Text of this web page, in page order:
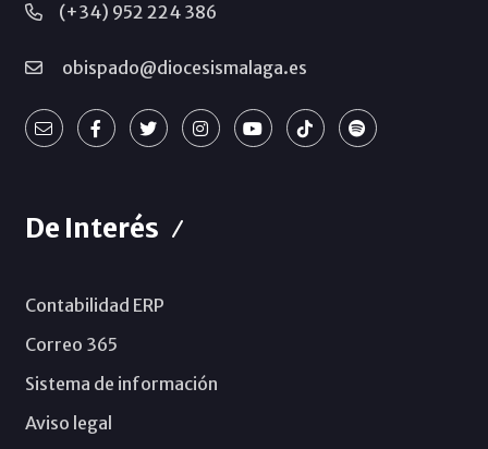
(+34) 952 224 386
obispado@diocesismalaga.es
De Interés
Contabilidad ERP
Correo 365
Sistema de información
Aviso legal